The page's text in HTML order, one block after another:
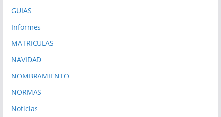
GUIAS
Informes
MATRICULAS
NAVIDAD
NOMBRAMIENTO
NORMAS
Noticias